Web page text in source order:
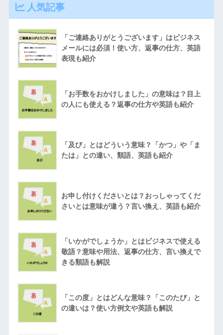
人気記事
「ご連絡ありがとうございます」はビジネス
メールには必須！使い方、返事の仕方、英語
表現も紹介
「お手数をおかけしました」の意味は？目上
の人にも使える？返事の仕方や英語も紹介
「及び」とはどういう意味？「かつ」や「ま
たは」との違い、類語、英語も紹介
お申し付けくださいとは？おっしゃってくだ
さいとは意味が違う？言い換え、英語も紹介
「いかがでしょうか」とはビジネスで使える
敬語？意味や用法、返事の仕方、言い換えで
きる類語も解説
「この度」とはどんな意味？「このたび」と
の違いは？使い方例文や英語も解説